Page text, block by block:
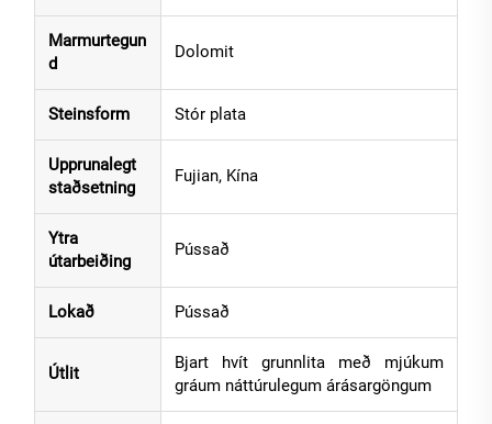
Marmurtegun
d
Dolomit
Steinsform Stór plata
Upprunalegt
staðsetning
Fujian, Kína
Ytra
útarbeiðing
Pússað
Lokað Pússað
Útlit
Bjart hvít grunnlita með mjúkum
gráum náttúrulegum árásargöngum